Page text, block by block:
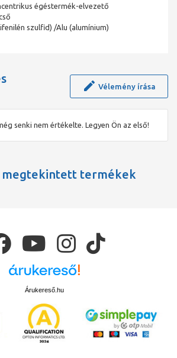
égéstermék-elvezető
szulfid) /Alu (alumínium)
Vélemény írása
senki nem értékelte. Legyen Ön az első!
megtekintett termékek
Árukereső.hu